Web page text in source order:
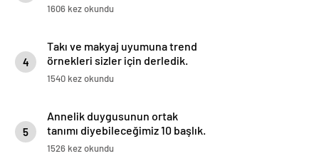
1606 kez okundu
4
Takı ve makyaj uyumuna trend
örnekleri sizler için derledik.
1540 kez okundu
5
Annelik duygusunun ortak
tanımı diyebileceğimiz 10 başlık.
1526 kez okundu